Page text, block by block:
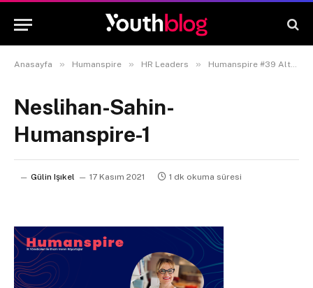
Anasayfa » Humanspire » HR Leaders » Humanspire #39 Alternatif Bank İnsan Kaynakları Müdürü Neslihan Şahin
Neslihan-Sahin-
Humanspire-1
Gülin Işıkel 17 Kasım 2021 1 dk okuma süresi